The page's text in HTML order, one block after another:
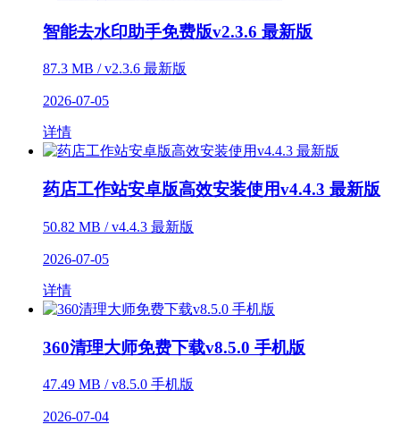
智能去水印助手免费版v2.3.6 最新版
87.3 MB / v2.3.6 最新版
2026-07-05
详情
药店工作站安卓版高效安装使用v4.4.3 最新版
50.82 MB / v4.4.3 最新版
2026-07-05
详情
360清理大师免费下载v8.5.0 手机版
47.49 MB / v8.5.0 手机版
2026-07-04